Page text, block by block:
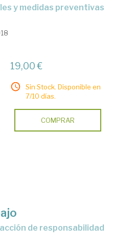
y medidas preventivas
19,00 €
Sin Stock. Disponible en
7/10 días.
COMPRAR